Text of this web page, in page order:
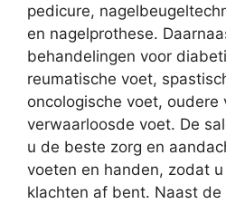
pedicure,
en nagelprothese.
behandelingen voor
reumatische voet,
oncologische voet, oudere
verwaarloosde voet. De
u de beste zorg en
voeten en handen, zodat
klachten af bent. Naast de